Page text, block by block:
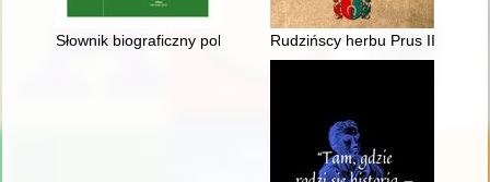
Słownik biograficzny polskich strażaków. T. 2Rudzińscy herbu Prus III z